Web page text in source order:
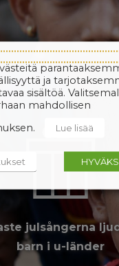
julsångerna
barn i u-länder
ja
sisältöä.
mahdollisen
Lue lisää